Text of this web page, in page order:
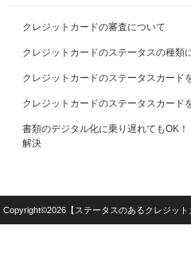
クレジットカードの審査について
クレジットカードのステータスの種類
クレジットカードのステータスカード
クレジットカードのステータスカード
書類のデジタル化に乗り遅れてもOK
解決
Copyright©2026【ステータスのあるクレジッ